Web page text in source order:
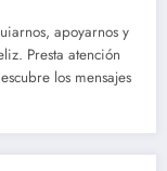
apoyarnos y
Presta atención
los mensajes